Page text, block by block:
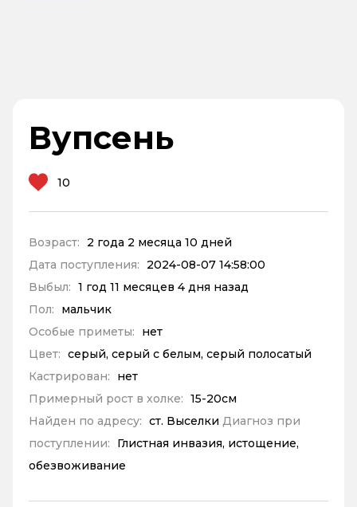
Вупсень
10
Возраст:
2 года 2 месяца 10 дней
Дата поступления:
2024-08-07 14:58:00
Выбыл: 1 год 11 месяцев 4 дня назад
Пол:
мальчик
Особые приметы:
нет
Цвет: серый, серый с белым, серый полосатый
Кастрирован:
нет
Примерный рост в холке: 15-20см
Найден по адресу: ст. Выселки Диагноз при
поступлении:
Глистная инвазия, истощение,
обезвоживание